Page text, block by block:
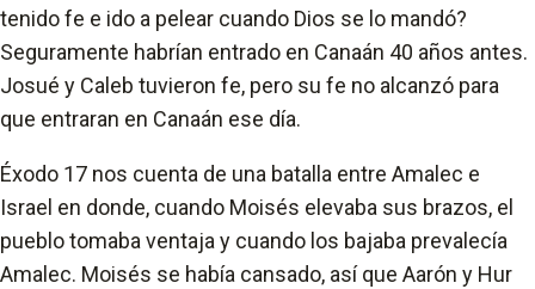
tenido fe e ido a pelear cuando Dios se lo mandó?
Seguramente habrían entrado en Canaán 40 años antes.
Josué y Caleb tuvieron fe, pero su fe no alcanzó para
que entraran en Canaán ese día.
Éxodo 17 nos cuenta de una batalla entre Amalec e
Israel en donde, cuando Moisés elevaba sus brazos, el
pueblo tomaba ventaja y cuando los bajaba prevalecía
Amalec. Moisés se había cansado, así que Aarón y Hur